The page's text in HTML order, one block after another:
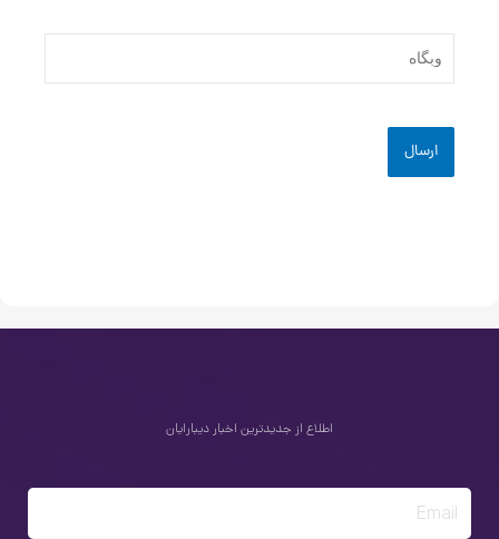
اطلاع از جدیدترین اخبار دیبارایان
Email